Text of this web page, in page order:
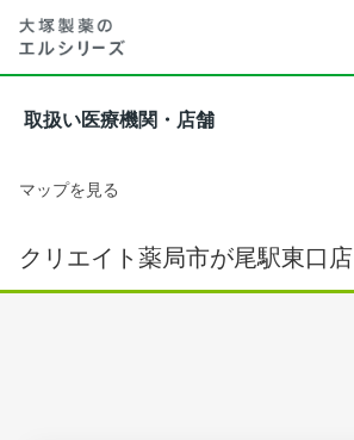
取扱い医療機関・店舗
マップを見る
クリエイト薬局市が尾駅東口店